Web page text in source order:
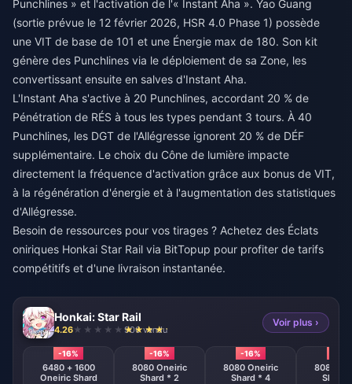
Punchlines » et l'activation de l'« Instant Aha ». Yao Guang
(sortie prévue le 12 février 2026, HSR 4.0 Phase 1) possède
une VIT de base de 101 et une Énergie max de 180. Son kit
génère des Punchlines via le déploiement de sa Zone, les
convertissant ensuite en salves d'Instant Aha.
L'Instant Aha s'active à 20 Punchlines, accordant 20 % de
Pénétration de RÉS à tous les types pendant 3 tours. À 40
Punchlines, les DGT de l'Allégresse ignorent 20 % de DÉF
supplémentaire. Le choix du Cône de lumière impacte
directement la fréquence d'activation grâce aux bonus de VIT,
à la régénération d'énergie et à l'augmentation des statistiques
d'Allégresse.
Besoin de ressources pour vos tirages ? Achetez des Éclats
oniriques Honkai Star Rail via BitTopup pour profiter de tarifs
compétitifs et d'une livraison instantanée.
Honkai: Star Rail
4.26 906 vendu
Voir plus ›
-16%
6480 + 1600
Oneiric Shard
-16%
8080 Oneiric
Shard * 2
-16%
8080 Oneiric
Shard * 4
8080
Shard